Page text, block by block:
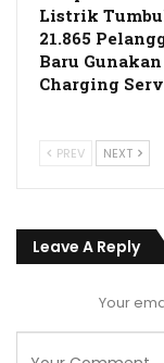
Listrik
21.865
Baru
Charging
PREV NEXT
Leave A Reply
Your